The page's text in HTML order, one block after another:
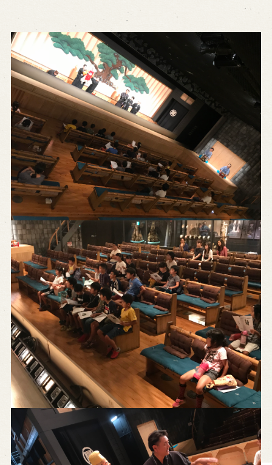
ご利用案内
営業日時・料金 アクセス 館内のご案内
お問い合わせ
よくあるご質問
メールでお問い合わせ
お電話でお問い合わせ
予約
WEB予約
メールフォームから予約
お電話で予約
求人情報
※株式会社うずのくに南あわじの求人情報ページへ移動します
関連施設
通販サイトうずのくに
道の駅うずしお
うずの丘大鳴門橋記念館